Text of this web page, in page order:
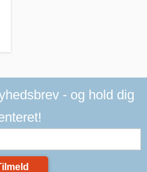
- og hold dig